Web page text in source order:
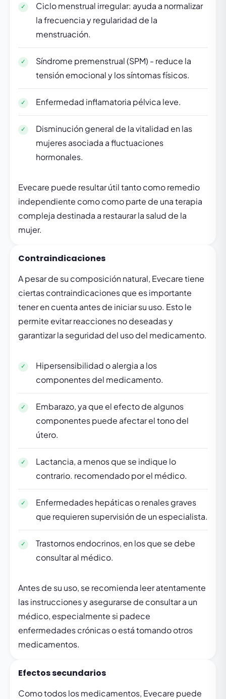
Ciclo menstrual irregular: ayuda a normalizar
la frecuencia y regularidad de la
menstruación.
Síndrome premenstrual (SPM) - reduce la
tensión emocional y los síntomas físicos.
Enfermedad inflamatoria pélvica leve.
Disminución general de la vitalidad en las
mujeres asociada a fluctuaciones
hormonales.
Evecare puede resultar útil tanto como remedio
independiente como como parte de una terapia
compleja destinada a restaurar la salud de la
mujer.
Contraindicaciones
A pesar de su composición natural, Evecare tiene
ciertas contraindicaciones que es importante
tener en cuenta antes de iniciar su uso. Esto le
permite evitar reacciones no deseadas y
garantizar la seguridad del uso del medicamento.
Hipersensibilidad o alergia a los
componentes del medicamento.
Embarazo, ya que el efecto de algunos
componentes puede afectar el tono del
útero.
Lactancia, a menos que se indique lo
contrario. recomendado por el médico.
Enfermedades hepáticas o renales graves
que requieren supervisión de un especialista.
Trastornos endocrinos, en los que se debe
consultar al médico.
Antes de su uso, se recomienda leer atentamente
las instrucciones y asegurarse de consultar a un
médico, especialmente si padece
enfermedades crónicas o está tomando otros
medicamentos.
Efectos secundarios
Como todos los medicamentos, Evecare puede